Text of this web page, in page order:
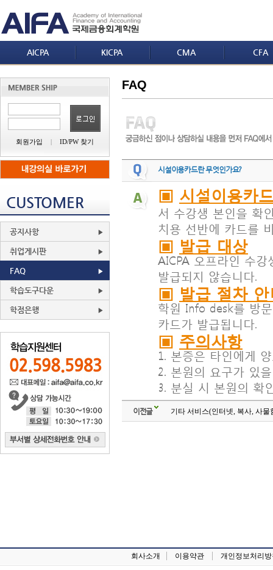
AICPA KICPA CMA CFA
회원가입 | ID/PW 찾기
CUSTOMER
공지사항
취업게시판
FAQ
학습도구다운
학점은행
FAQ
시설이용카드란 무엇인가요?
▣ 시설이용카
서 수강생 본인을 확
치용 선반에 카드를
▣ 발급 대상
AICPA 오프라인 수
발급되지 않습니다.
▣ 발급 절차
학원 Info desk를 방
카드가 발급됩니다.
▣ 주의사항
1. 본증은 타인에게
2. 본원의 요구가 있
3. 분실 시 본원의 확
이전글 기타 서비스(인터넷, 복사, 사물
회사소개 이용약관 개인정보처리